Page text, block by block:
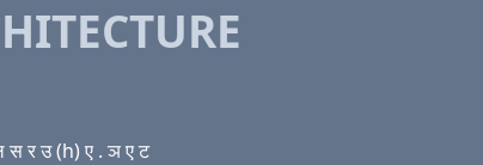
र उ (h) ए . ञ ए ट